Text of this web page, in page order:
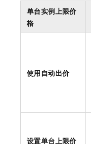
单台实例上限价
格
使用自动出价
设置单台上限价